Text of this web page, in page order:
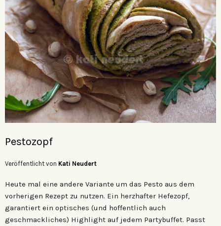
Pestozopf
Veröffentlicht von Kati Neudert
Heute mal eine andere Variante um das Pesto aus dem
vorherigen Rezept zu nutzen. Ein herzhafter Hefezopf,
garantiert ein optisches (und hoffentlich auch
geschmackliches) Highlight auf jedem Partybuffet. Passt